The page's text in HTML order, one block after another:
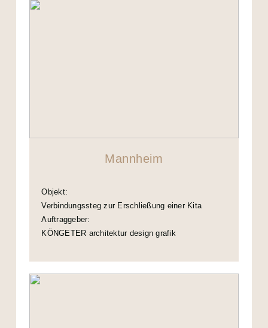
Mannheim
Objekt:
Verbindungssteg zur Erschließung einer Kita
Auftraggeber:
KÖNGETER architektur design grafik